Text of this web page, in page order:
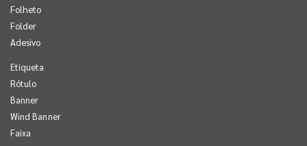
Folheto
Folder
Adesivo
Etiqueta
Rótulo
Banner
Wind Banner
Faixa